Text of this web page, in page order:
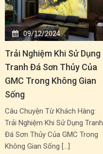
09/12/2024
Trải Nghiệm Khi Sử Dụng
Tranh Đá Sơn Thủy Của
GMC Trong Không Gian
Sống
Câu Chuyện Từ Khách Hàng:
Trải Nghiệm Khi Sử Dụng Tranh
Đá Sơn Thủy Của GMC Trong
Không Gian Sống […]